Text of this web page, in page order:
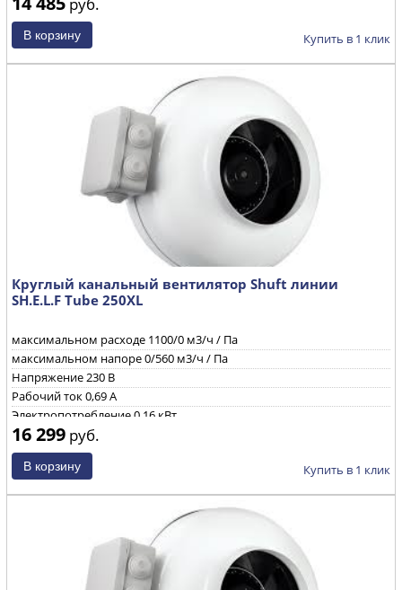
Уровень звуковой мощности через корпус при ηmax 71/70/52
дБ(А)
Частота вращения 2500 об/мин
Купить в 1 клик
Круглый канальный вентилятор Shuft линии
SH.E.L.F Tube 250XL
максимальном расходе 1100/0 м3/ч / Па
максимальном напоре0/560 м3/ч / Па
Напряжение230 B
Рабочий ток0,69 А
Электропотребление0,16 кВт
Уровень звуковой мощности через корпус при ηmax
дБ(А)
Частота вращения
16 299 руб.
Купить в 1 клик